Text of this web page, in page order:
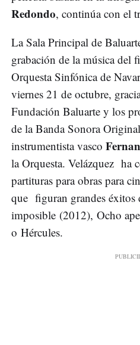
Redondo, continúa con el
La Sala Principal de
grabación de la música del
Orquesta Sinfónica de
viernes 21 de octubre,
Fundación Baluarte y los
de la Banda Sonora
instrumentista vasco
la Orquesta. Velázquez ha
partituras para obras para
que figuran grandes
imposible (2012), Ocho
o Hércules.